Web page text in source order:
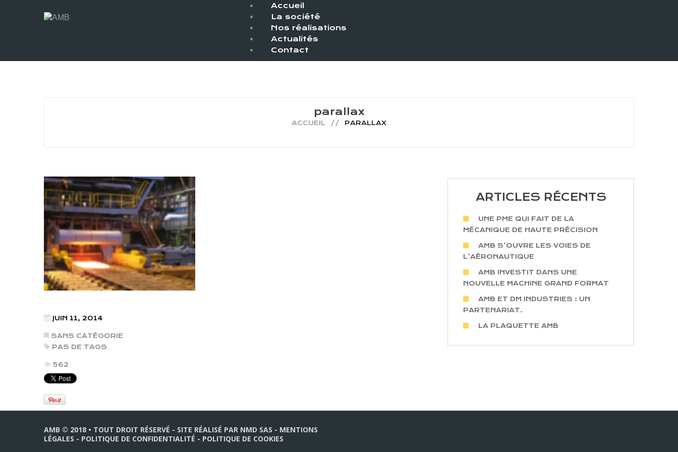
Accueil
La société
Nos réalisations
Actualités
Contact
parallax
ACCUEIL PARALLAX
JUIN 11, 2014
SANS CATÉGORIE
PAS DE TAGS
562
ARTICLES RÉCENTS
UNE PME QUI FAIT DE LA
MÉCANIQUE DE HAUTE PRÉCISION
AMB S’OUVRE LES VOIES DE
L’AÉRONAUTIQUE
AMB INVESTIT DANS UNE
NOUVELLE MACHINE GRAND FORMAT
AMB ET DM INDUSTRIES : UN
PARTENARIAT.
LA PLAQUETTE AMB
AMB © 2018 • TOUT DROIT RÉSERVÉ - SITE RÉALISÉ PAR NMD SAS - MENTIONS
LÉGALES - POLITIQUE DE CONFIDENTIALITÉ - POLITIQUE DE COOKIES